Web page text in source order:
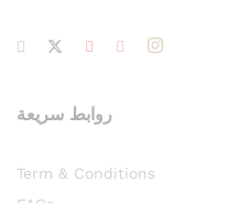
روابط سريعة
Term & Conditions